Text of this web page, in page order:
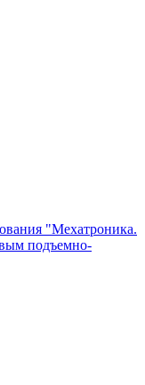
"Мехатроника.
подъемно-